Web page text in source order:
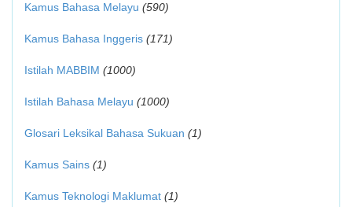
Kamus Bahasa Melayu (590)
Kamus Bahasa Inggeris (171)
Istilah MABBIM (1000)
Istilah Bahasa Melayu (1000)
Glosari Leksikal Bahasa Sukuan (1)
Kamus Sains (1)
Kamus Teknologi Maklumat (1)